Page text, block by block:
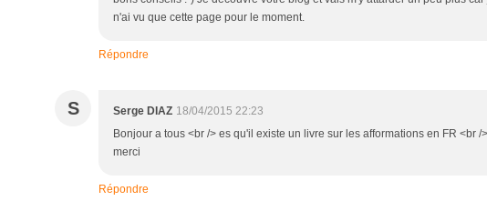
n'ai vu que cette page pour le moment.
Répondre
S Serge DIAZ 18/04/2015 22:23
Bonjour a tous <br /> es qu'il existe un livre sur les afformations en FR <br />
merci
Répondre